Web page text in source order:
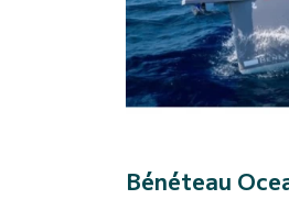
Bénéteau